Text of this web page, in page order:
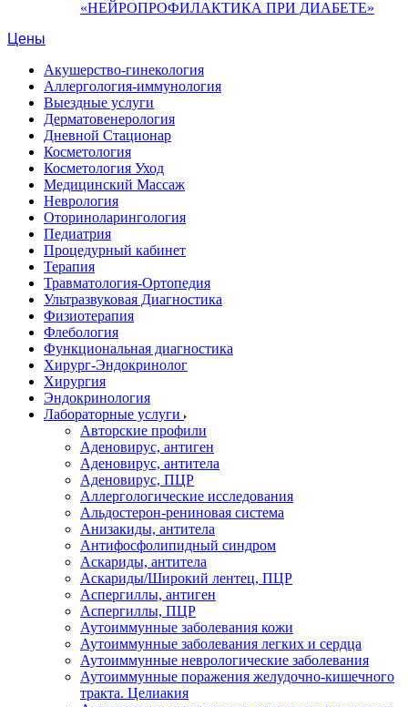
«НЕЙРОПРОФИЛАКТИКА ПРИ ДИАБЕТЕ»
Цены
Акушерство-гинекология
Аллергология-иммунология
Выездные услуги
Дерматовенерология
Дневной Стационар
Косметология
Косметология Уход
Медицинский Массаж
Неврология
Оториноларингология
Педиатрия
Процедурный кабинет
Терапия
Травматология-Ортопедия
Ультразвуковая Диагностика
Физиотерапия
Флебология
Функциональная диагностика
Хирург-Эндокринолог
Хирургия
Эндокринология
Лабораторные услуги
Авторские профили
Аденовирус, антиген
Аденовирус, антитела
Аденовирус, ПЦР
Аллергологические исследования
Альдостерон-рениновая система
Анизакиды, антитела
Антифосфолипидный синдром
Аскариды, антитела
Аскариды/Широкий лентец, ПЦР
Аспергиллы, антиген
Аспергиллы, ПЦР
Аутоиммунные заболевания кожи
Аутоиммунные заболевания легких и сердца
Аутоиммунные неврологические заболевания
Аутоиммунные поражения желудочно-кишечного
тракта. Целиакия